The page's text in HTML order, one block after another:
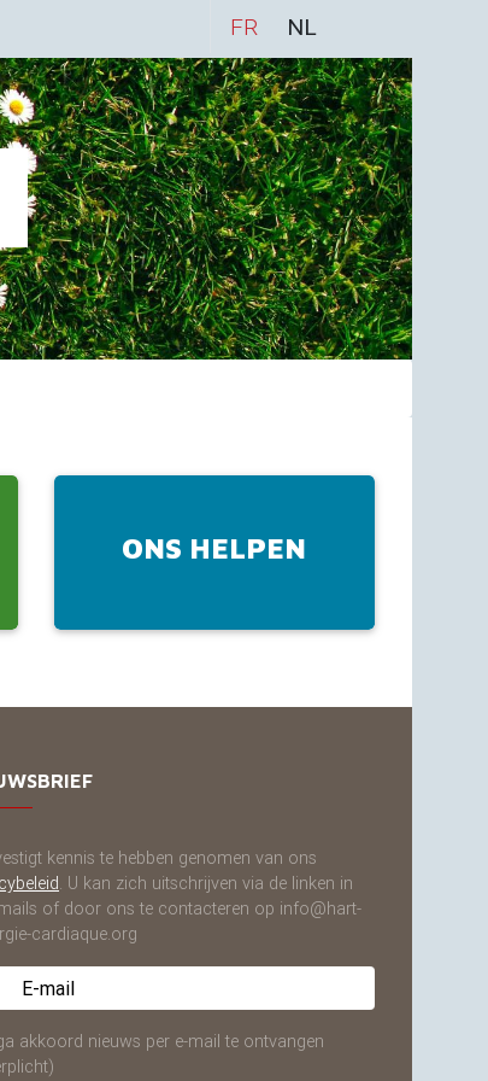
FR NL
ONS HELPEN
kennis te hebben genomen van ons
. U kan zich uitschrijven via de linken in
of door ons te contacteren op info@hart-
cardiaque.org
email...
akkoord nieuws per e-mail te ontvangen